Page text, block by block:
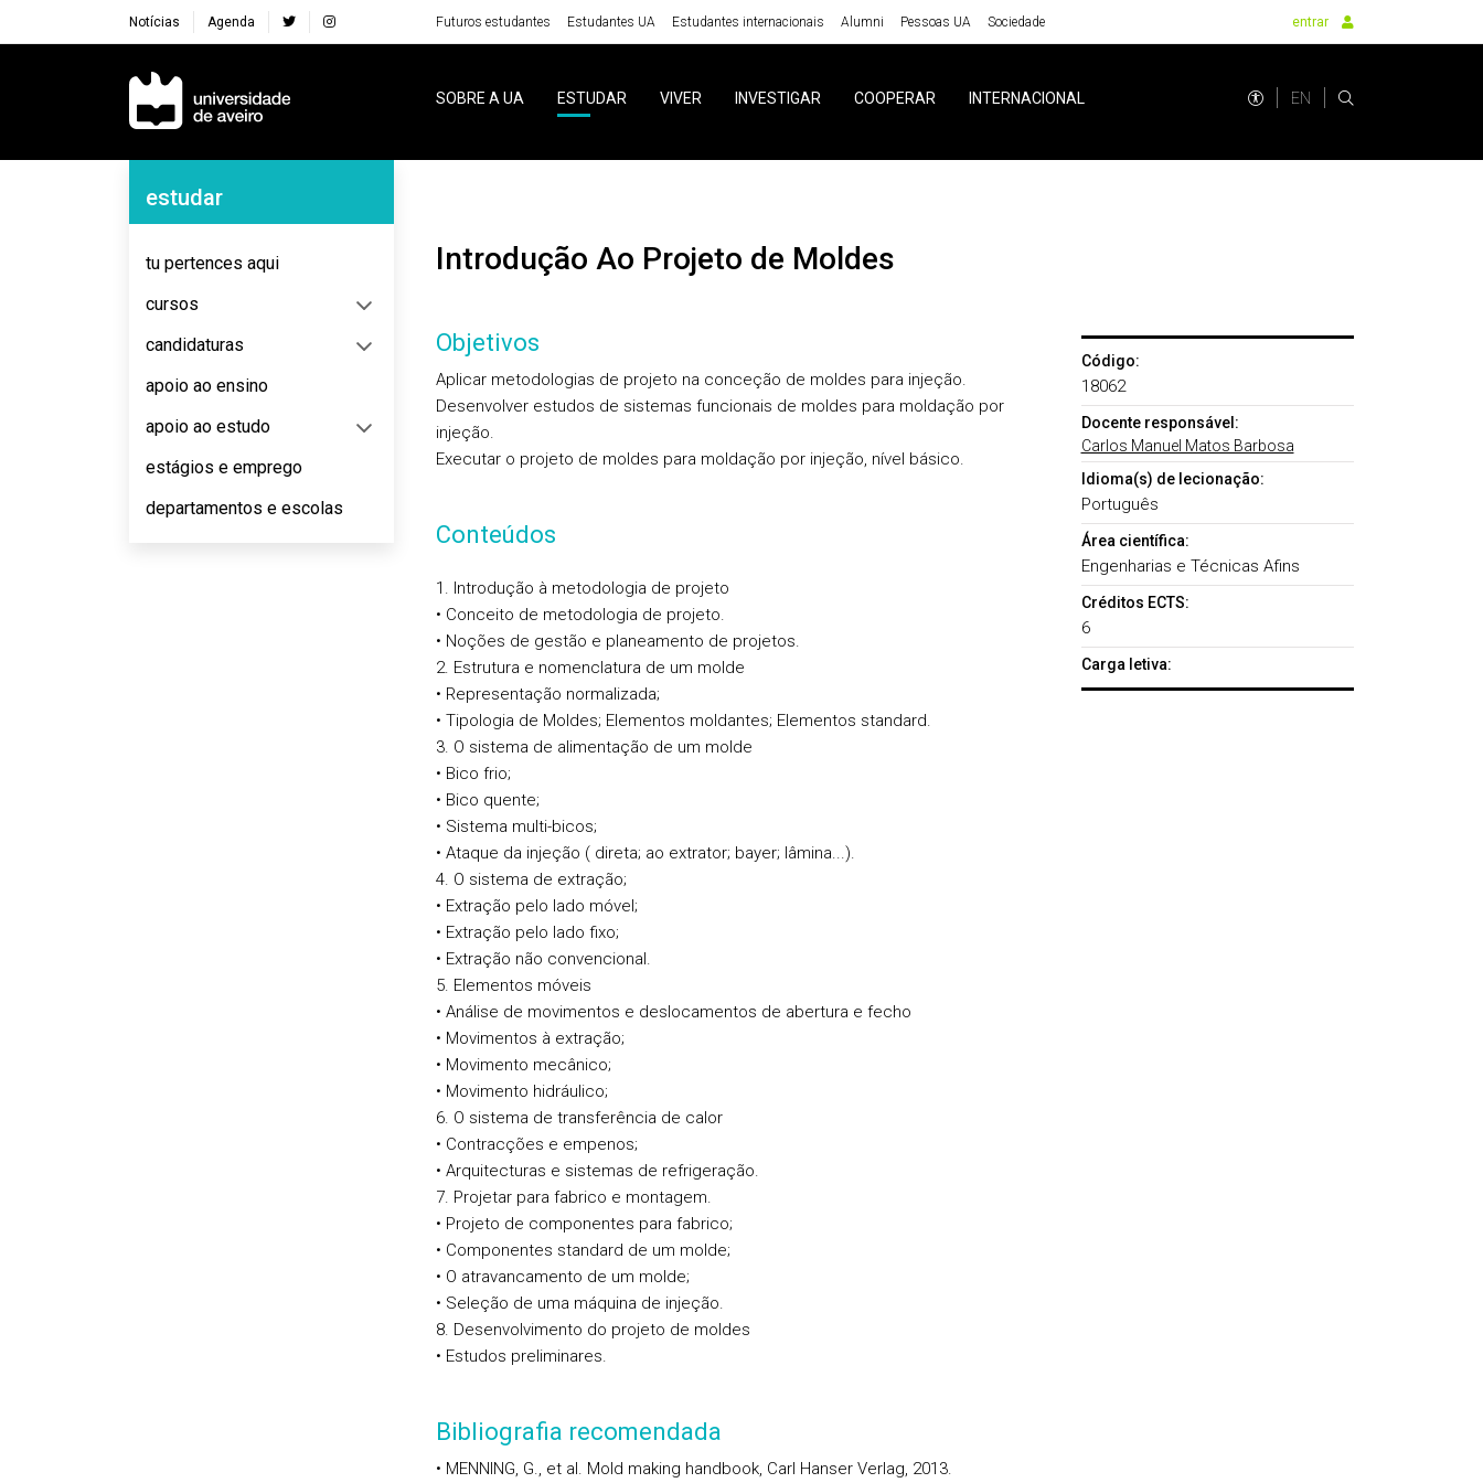
Notícias Agenda Futuros estudantes Estudantes UA Estudantes internacionais Alumni Pessoas UA Sociedade entrar
Navegação Principal
SOBRE A UA ESTUDAR VIVER INVESTIGAR COOPERAR INTERNACIONAL EN
Navegação Lateral
estudar
tu pertences aqui
cursos
candidaturas
apoio ao ensino
apoio ao estudo
estágios e emprego
departamentos e escolas
Introdução Ao Projeto de Moldes
Objetivos
Aplicar metodologias de projeto na conceção de moldes para injeção.
Desenvolver estudos de sistemas funcionais de moldes para moldação por
injeção.
Executar o projeto de moldes para moldação por injeção, nível básico.
Conteúdos
1. Introdução à metodologia de projeto
• Conceito de metodologia de projeto.
• Noções de gestão e planeamento de projetos.
2. Estrutura e nomenclatura de um molde
• Representação normalizada;
• Tipologia de Moldes; Elementos moldantes; Elementos standard.
3. O sistema de alimentação de um molde
• Bico frio;
• Bico quente;
• Sistema multi-bicos;
• Ataque da injeção ( direta; ao extrator; bayer; lâmina...).
4. O sistema de extração;
• Extração pelo lado móvel;
• Extração pelo lado fixo;
• Extração não convencional.
5. Elementos móveis
• Análise de movimentos e deslocamentos de abertura e fecho
• Movimentos à extração;
• Movimento mecânico;
• Movimento hidráulico;
6. O sistema de transferência de calor
• Contracções e empenos;
• Arquitecturas e sistemas de refrigeração.
7. Projetar para fabrico e montagem.
• Projeto de componentes para fabrico;
• Componentes standard de um molde;
• O atravancamento de um molde;
• Seleção de uma máquina de injeção.
8. Desenvolvimento do projeto de moldes
• Estudos preliminares.
Bibliografia recomendada
• MENNING, G., et al. Mold making handbook, Carl Hanser Verlag, 2013.
Código:
18062
Docente responsável:
Carlos Manuel Matos Barbosa
Idioma(s) de lecionação:
Português
Área científica:
Engenharias e Técnicas Afins
Créditos ECTS:
6
Carga letiva: